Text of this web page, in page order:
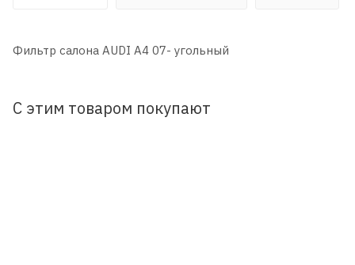
Фильтр салона AUDI A4 07- угольный
С этим товаром покупают